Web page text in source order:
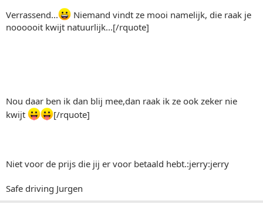
Verrassend...
Niemand vindt ze mooi namelijk, die raak je
noooooit kwijt natuurlijk...[/rquote]
Nou daar ben ik dan blij mee,dan raak ik ze ook zeker nie
kwijt
[/rquote]
Niet voor de prijs die jij er voor betaald hebt.:jerry:jerry
Safe driving Jurgen